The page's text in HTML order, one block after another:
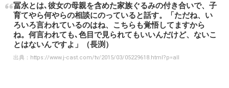
冨永とは､彼女の母親を含めた家族ぐるみの付き合いで、子
育てやら何やらの相談にのっていると話す。「ただね、い
ろいろ言われているのはね、こちらも覚悟してますから
ね。何言われても､色目で見られてもいいんだけど、ないこ
とはないんですよ」（長渕）
出典： https://www.j-cast.com/tv/2015/03/05229618.html?p=all